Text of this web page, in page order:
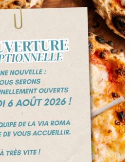
247 47 76
de tongres, 516
LIEGE
D'OUVERTURE
12h00 à 14h00 et
de 18h00 à